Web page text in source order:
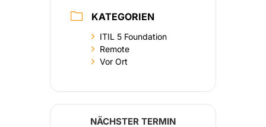
KATEGORIEN
ITIL 5 Foundation
Remote
Vor Ort
NÄCHSTER TERMIN